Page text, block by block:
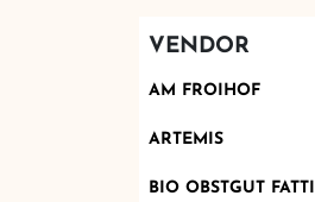
VENDOR
AM FROIHOF
ARTEMIS
BIO OBSTGUT